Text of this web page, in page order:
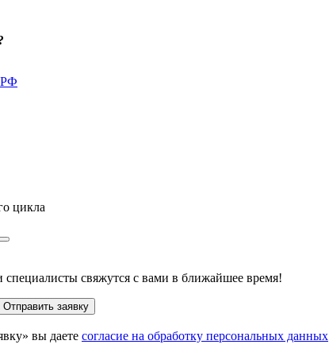
РФ
цикла
свяжутся с вами в ближайшее время!
Отправить заявку
вы даете согласие на обработку персональных данных